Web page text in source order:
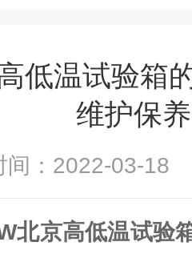
低温试验箱
维护保养
间：2022-03-
北京高低温试验